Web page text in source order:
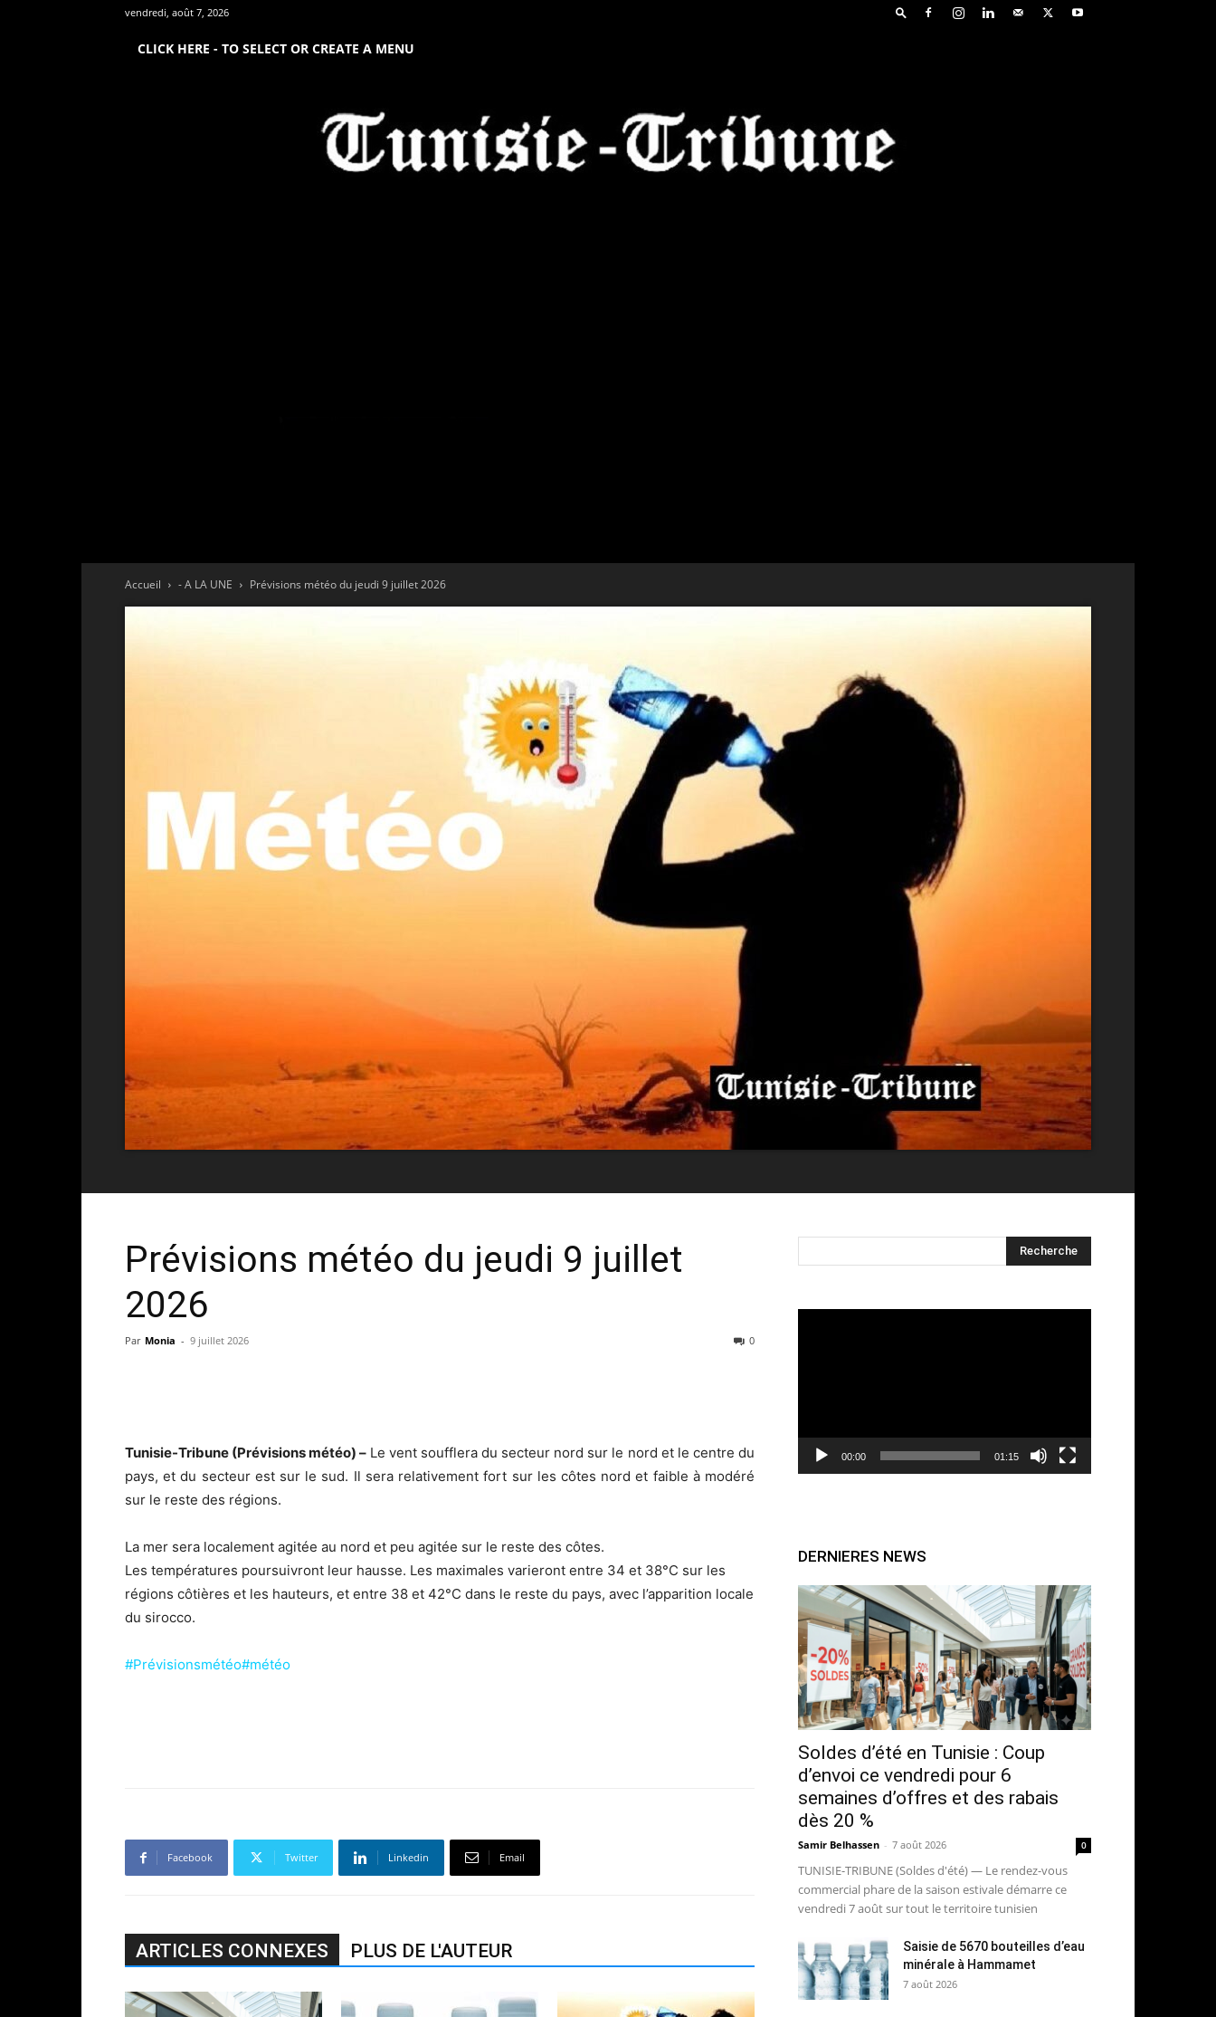
vendredi, août 7, 2026
CLICK HERE - TO SELECT OR CREATE A MENU
Accueil - A LA UNE Prévisions météo du jeudi 9 juillet 2026
Prévisions météo du jeudi 9 juillet
2026
Par Monia - 9 juillet 2026 0
Tunisie-Tribune (Prévisions météo) – Le vent soufflera du secteur nord sur le nord et le centre du
pays, et du secteur est sur le sud. Il sera relativement fort sur les côtes nord et faible à modéré
sur le reste des régions.
La mer sera localement agitée au nord et peu agitée sur le reste des côtes.
Les températures poursuivront leur hausse. Les maximales varieront entre 34 et 38°C sur les
régions côtières et les hauteurs, et entre 38 et 42°C dans le reste du pays, avec l’apparition locale
du sirocco.
#Prévisionsmétéo#météo
Facebook Twitter Linkedin Email
ARTICLES CONNEXES PLUS DE L'AUTEUR
00:00 01:15
DERNIERES NEWS
Soldes d’été en Tunisie : Coup
d’envoi ce vendredi pour 6
semaines d’offres et des rabais
dès 20 %
Samir Belhassen - 7 août 2026 0
TUNISIE-TRIBUNE (Soldes d'été) — Le rendez-vous
commercial phare de la saison estivale démarre ce
vendredi 7 août sur tout le territoire tunisien
Saisie de 5670 bouteilles d’eau
minérale à Hammamet
7 août 2026